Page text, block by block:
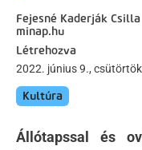
Fejesné Kaderják Csilla
minap.hu
Létrehozva
2022. június 9.,
Kultúra
Állótapssal és